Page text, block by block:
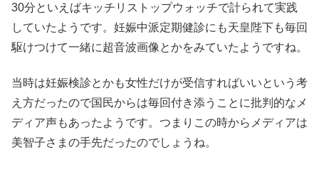
30分といえばキッチリストップウォッチで計られて実践
していたようです。妊娠中派定期健診にも天皇陛下も毎回
駆けつけて一緒に超音波画像とかをみていたようですね。
当時は妊娠検診とかも女性だけが受信すればいいという考
え方だったので国民からは毎回付き添うことに批判的なメ
ディア声もあったようです。つまりこの時からメディアは
美智子さまの手先だったのでしょうね。